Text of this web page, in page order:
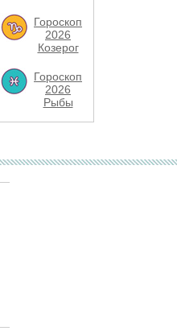
Гороскоп
2026
Козерог
Гороскоп
2026
Рыбы